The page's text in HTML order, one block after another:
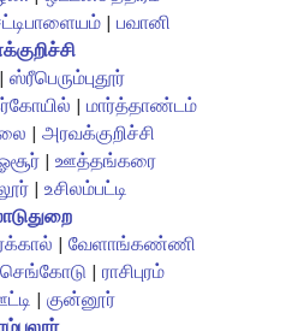
| பவானி
ஸ்ரீபெரும்புதூர்
| மார்த்தாண்டம்
| அரவக்குறிச்சி
| ஊத்தங்கரை
| உசிலம்பட்டி
| வேளாங்கண்ணி
| ராசிபுரம்
| குன்னூர்